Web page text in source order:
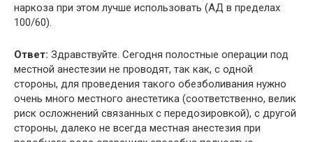
наркоза при этом лучше использовать (АД в пределах
100/60).
Ответ: Здравствуйте. Сегодня полостные операции под
местной анестезии не проводят, так как, с одной
стороны, для проведения такого обезболивания нужно
очень много местного анестетика (соответственно, велик
риск осложнений связанных с передозировкой), с другой
стороны, далеко не всегда местная анестезия при